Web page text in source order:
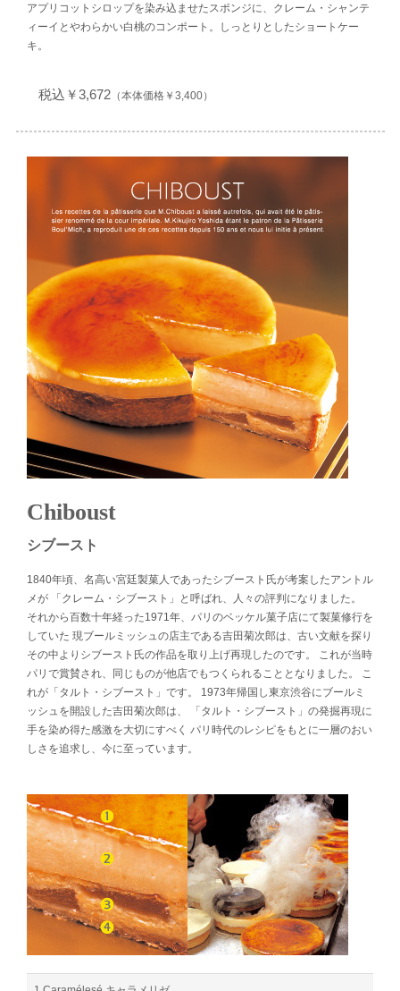
アプリコットシロップを染み込ませたスポンジに、クレーム・シャンテ
ィーイとやわらかい白桃のコンポート。しっとりとしたショートケー
キ。
税込￥3,672（本体価格￥3,400）
Chiboust
シブースト
1840年頃、名高い宮廷製菓人であったシブースト氏が考案したアントル
メが 「クレーム・シブースト」と呼ばれ、人々の評判になりました。
それから百数十年経った1971年、パリのベッケル菓子店にて製菓修行を
していた 現ブールミッシュの店主である吉田菊次郎は、古い文献を探り
その中よりシブースト氏の作品を取り上げ再現したのです。 これが当時
パリで賞賛され、同じものが他店でもつくられることとなりました。 こ
れが「タルト・シブースト」です。 1973年帰国し東京渋谷にブールミ
ッシュを開設した吉田菊次郎は、 「タルト・シブースト」の発掘再現に
手を染め得た感激を大切にすべく パリ時代のレシピをもとに一層のおい
しさを追求し、今に至っています。